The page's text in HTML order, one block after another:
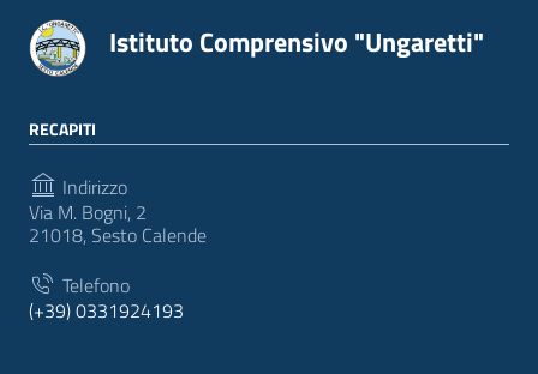
Istituto Comprensivo "Ungaretti"
RECAPITI
Indirizzo
Via M. Bogni, 2
21018, Sesto Calende
Telefono
(+39) 0331924193